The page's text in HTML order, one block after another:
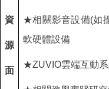
資
源
面
★相關影音設備(如
軟硬體設備
★ZUVIO雲端互動